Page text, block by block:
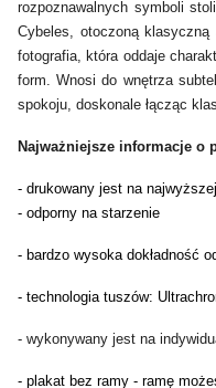
rozpoznawalnych symboli
Cybeles, otoczoną klasyczną
fotografia, która oddaje
form. Wnosi do wnętrza
spokoju, doskonale łącząc
Najważniejsze informacje o
- drukowany jest na
- odporny na starzenie
- bardzo wysoka dokładność
- technologia tuszów:
- wykonywany jest na
- plakat bez ramy - ramę